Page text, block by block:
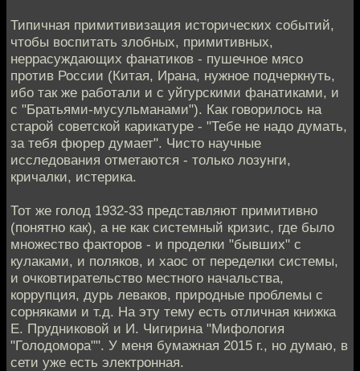
Типичная примитивизация исторических событий,
чтобы воспитать злобных, примитивных,
неррасуждающих фанатиков - пушечное мясо
против России (Китая, Ирана, нужное подчеркнуть,
ибо так же работали и с уйгурскими фанатиками, и
с "Братьями-мусульманами"). Как говорилось на
старой советской карикатуре - "Тебе не надо думать,
за тебя фюрер думает". Чисто научные
исследования отметаются - только лозунги,
кричалки, истерика.
Тот же голод 1932-33 представляют примитивно
(понятно как), а не как системный кризис, где было
множество факторов - и проделки "бывших" с
кулаками, и поляков, и хаос от переделки системы,
и очковтирательство местного начальства,
коррупция, дурь леваков, природные проблемы с
сорняками и т.д. На эту тему есть отличная книжка
Е. Прудниковой и И. Чигирина "Мифология
"Голодомора"". У меня бумажная 2015 г., но думаю, в
сети уже есть электронная.